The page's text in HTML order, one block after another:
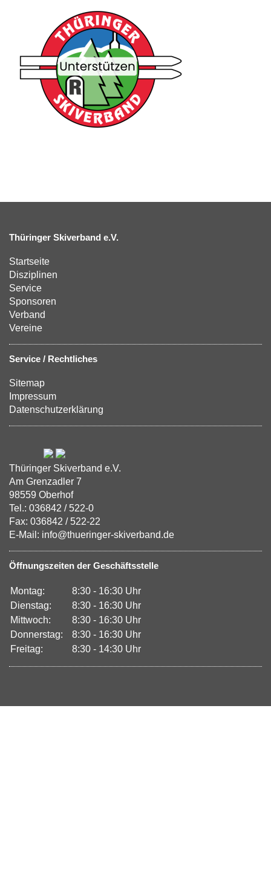
Thüringer Skiverband e.V.
Startseite
Disziplinen
Service
Sponsoren
Verband
Vereine
Service / Rechtliches
Sitemap
Impressum
Datenschutzerklärung
Thüringer Skiverband e.V.
Am Grenzadler 7
98559 Oberhof
Tel.: 036842 / 522-0
Fax: 036842 / 522-22
E-Mail: info@thueringer-skiverband.de
Öffnungszeiten der Geschäftsstelle
Montag:
8:30 - 16:30 Uhr
Dienstag:
8:30 - 16:30 Uhr
Mittwoch:
8:30 - 16:30 Uhr
Donnerstag:
8:30 - 16:30 Uhr
Freitag:
8:30 - 14:30 Uhr